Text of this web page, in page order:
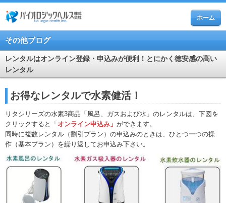
ホーム
その他ブログ
レンタルはオンライン登録・申込みが便利！とにかく徳安感の高い
レンタル
お得なレンタルで水素健活！
リタシリーズの水素3商品「風呂、ガスおよび水」のレンタルは、下図を
クリックすると「 オンライン申込み」 ができます。
同時に複数レンタル（割引プラン）の申込みのときは、ひとつ一つの操
作（基本プラン）を繰り返してお申込み下さい。